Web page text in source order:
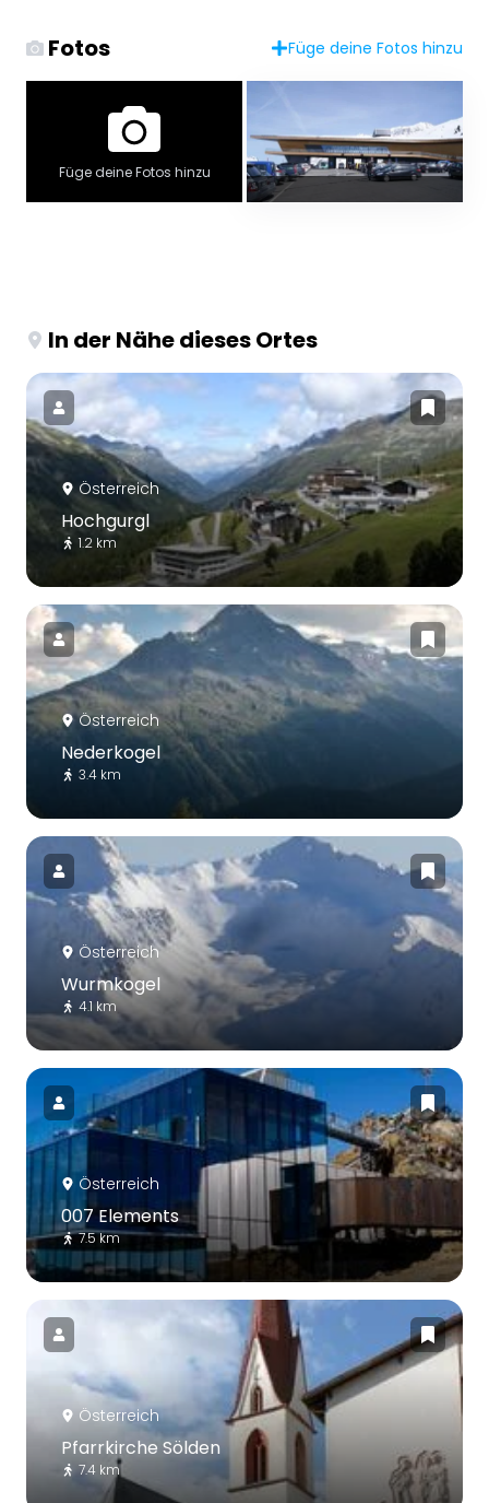
Fotos Füge deine Fotos hinzu
Füge deine Fotos hinzu
In der Nähe dieses Ortes
Österreich
Hochgurgl
1.2 km
Österreich
Nederkogel
3.4 km
Österreich
Wurmkogel
4.1 km
Österreich
007 Elements
7.5 km
Österreich
Pfarrkirche Sölden
7.4 km